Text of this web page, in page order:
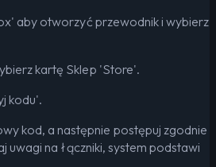
aby otworzyć przewodnik i wybierz
kartę Sklep 'Store'.
kodu'.
kod, a następnie postępuj zgodnie
uwagi na łączniki, system podstawi